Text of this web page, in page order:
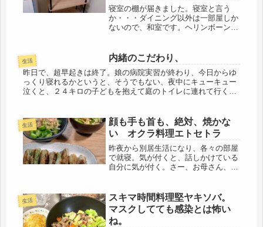
寝室の棚が届きました。寝室と言う
か・・・ダイニング以外は一部屋しか
ないので、和室です。ヘリンボーン柄
毯を敷いています。引っ越し時、手伝
いに来てくれた友人に、客間で殆ど使
ってお...
生活 内緒のこだわり、
昨日で、超早起きは終了。娘の病院実習が終わり、今日からゆ
っくり寝れるかというと、そうでもない、夜中にキューキュー
泣くと、２４キロの子どもを抱えて庭のトイレに連れて行くの
生活
顔も手も首も、絶対、焼かな
い オクラ料理エトセトラ
昨夜から別居生活になり、各々の部屋
で就寝。気が付くと、話しかけている
自分に気が付く。さー、お母さん、ネ
温など気になるので、何度も鳥部屋に
確認。いつでも会えるのだけど・・・
ヨ...
生活
スキマ時間料理堅ヤキソバ。
マスクしてても感染とは怖い
ね。